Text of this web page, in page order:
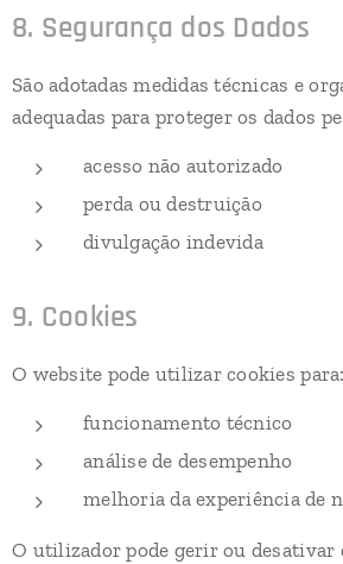
8. Segurança dos Dados
São adotadas medidas técnicas e
adequadas para proteger os dados
acesso não autorizado
perda ou destruição
divulgação indevida
9. Cookies
O website pode utilizar cookies para:
funcionamento técnico
análise de desempenho
melhoria da experiência de
O utilizador pode gerir ou desativar